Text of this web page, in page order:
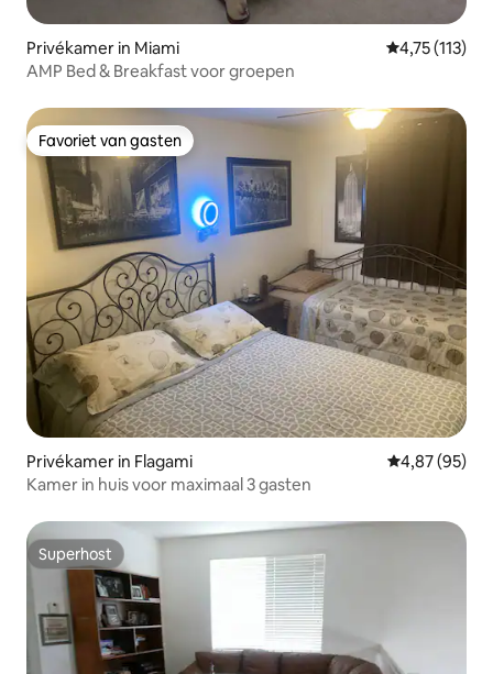
Privékamer in Miami Gemiddelde
4,75 (113)
AMP Bed & Breakfast voor groepen
Favoriet van gasten
Favoriet van gasten
Privékamer in Flagami Gemiddelde
4,87 (95)
Kamer in huis voor maximaal 3 gasten
Superhost
Superhost